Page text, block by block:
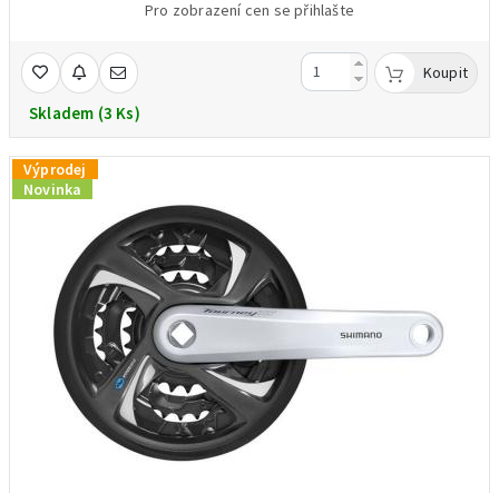
Pro zobrazení cen se přihlašte
Skladem (3 Ks)
Koupit
Výprodej
Novinka